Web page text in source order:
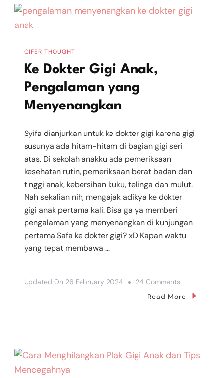
Cara
CIFER THOUGHT
Ke Dokter Gigi Anak,
Pengalaman yang
Menyenangkan
Syifa dianjurkan untuk ke dokter gigi karena gigi
susunya ada hitam-hitam di bagian gigi seri
atas. Di sekolah anakku ada pemeriksaan
kesehatan rutin, pemeriksaan berat badan dan
tinggi anak, kebersihan kuku, telinga dan mulut.
Nah sekalian nih, mengajak adikya ke dokter
gigi anak pertama kali. Bisa ga ya memberi
pengalaman yang menyenangkan di kunjungan
pertama Safa ke dokter gigi? xD Kapan waktu
yang tepat membawa …
Updated On 26 February 2024 24 Comments
Ke
Pengalaman
Read More